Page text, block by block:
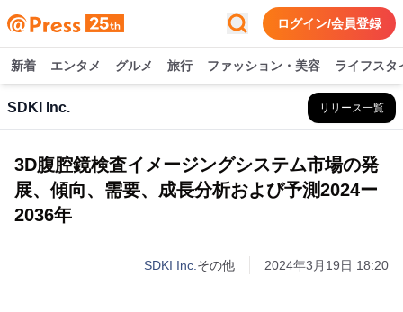
ログイン/会員登録
新着 エンタメ グルメ 旅行 ファッション・美容 ライフスタ
SDKI Inc. リリース一覧
3D腹腔鏡検査イメージングシステム市場の発
展、傾向、需要、成長分析および予測2024ー
2036年
SDKI Inc. その他 2024年3月19日 18:20